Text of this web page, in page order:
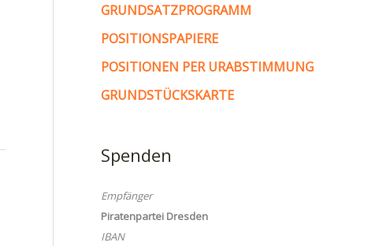
GRUNDSATZPROGRAMM
POSITIONSPAPIERE
POSITIONEN PER URABSTIMMUNG
GRUNDSTÜCKSKARTE
Spenden
Empfänger
Piratenpartei Dresden
IBAN